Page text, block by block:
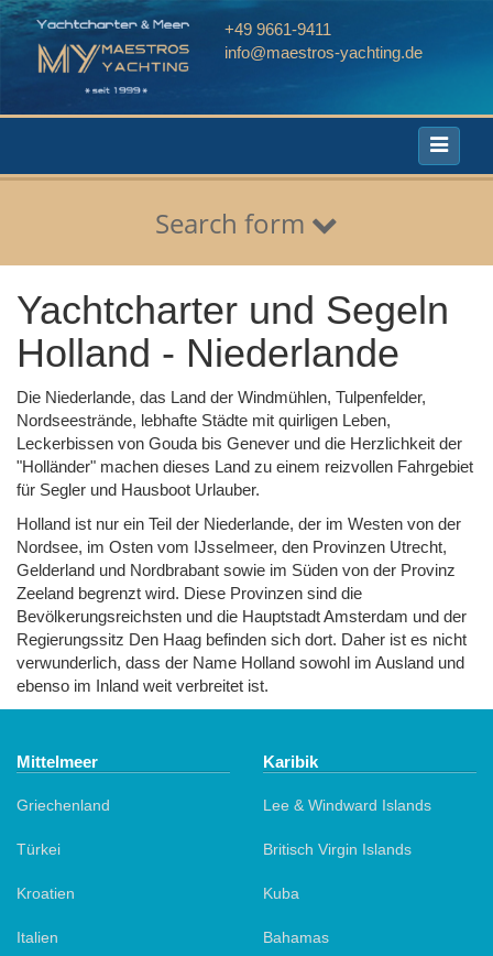
+49 9661-9411
info@maestros-yachting.de
Toggle
Search form
Yachtcharter und Segeln
Holland - Niederlande
Die Niederlande, das Land der Windmühlen, Tulpenfelder,
Nordseestrände, lebhafte Städte mit quirligen Leben,
Leckerbissen von Gouda bis Genever und die Herzlichkeit der
"Holländer" machen dieses Land zu einem reizvollen Fahrgebiet
für Segler und Hausboot Urlauber.
Holland ist nur ein Teil der Niederlande, der im Westen von der
Nordsee, im Osten vom IJsselmeer, den Provinzen Utrecht,
Gelderland und Nordbrabant sowie im Süden von der Provinz
Zeeland begrenzt wird. Diese Provinzen sind die
Bevölkerungsreichsten und die Hauptstadt Amsterdam und der
Regierungssitz Den Haag befinden sich dort. Daher ist es nicht
verwunderlich, dass der Name Holland sowohl im Ausland und
ebenso im Inland weit verbreitet ist.
Mittelmeer
Griechenland
Türkei
Kroatien
Italien
Karibik
Lee & Windward Islands
Britisch Virgin Islands
Kuba
Bahamas